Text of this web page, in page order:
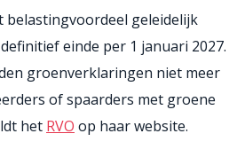
belastingvoordeel geleidelijk
einde per 1 januari 2027.
groenverklaringen niet meer
of spaarders met groene
het RVO op haar website.